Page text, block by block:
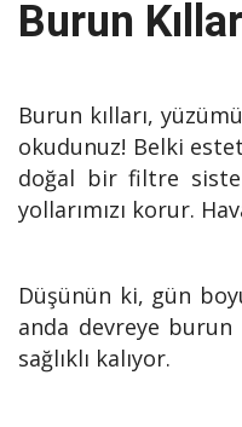
Burun
Burun kılları,
okudunuz! Belki
doğal bir filtre
yollarımızı korur.
Düşünün ki, gün
anda devreye burun
sağlıklı kalıyor.